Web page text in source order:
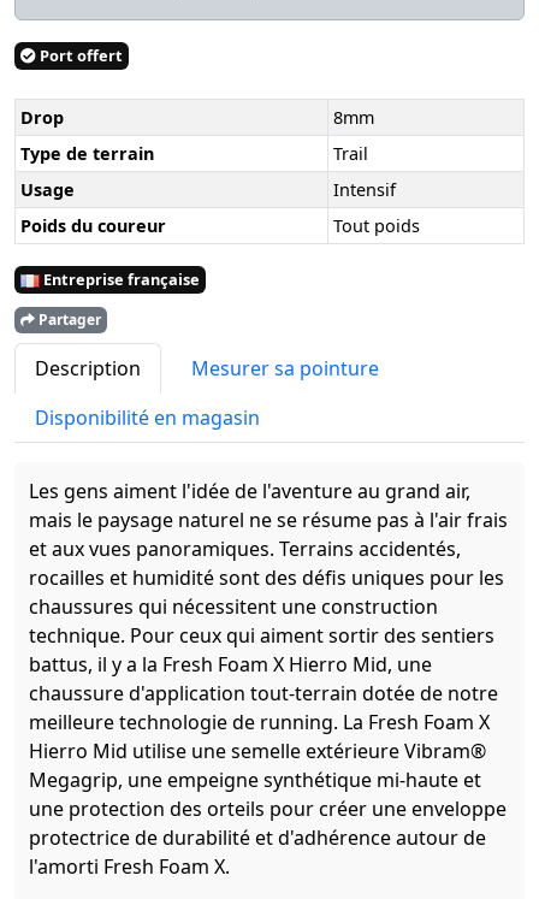
Port offert
Drop
8mm
Type de terrain
Trail
Usage
Intensif
Poids du coureur
Tout poids
Entreprise française
Partager
Description
Mesurer sa pointure
Disponibilité en magasin
Les gens aiment l'idée de l'aventure au grand air,
mais le paysage naturel ne se résume pas à l'air frais
et aux vues panoramiques. Terrains accidentés,
rocailles et humidité sont des défis uniques pour les
chaussures qui nécessitent une construction
technique. Pour ceux qui aiment sortir des sentiers
battus, il y a la Fresh Foam X Hierro Mid, une
chaussure d'application tout-terrain dotée de notre
meilleure technologie de running. La Fresh Foam X
Hierro Mid utilise une semelle extérieure Vibram®
Megagrip, une empeigne synthétique mi-haute et
une protection des orteils pour créer une enveloppe
protectrice de durabilité et d'adhérence autour de
l'amorti Fresh Foam X.